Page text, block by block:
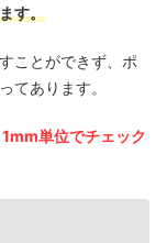
す。
ことができず、ポ
てあります。
単位でチェック